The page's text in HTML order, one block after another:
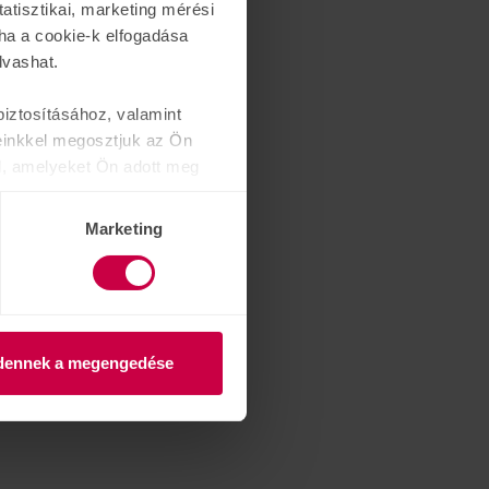
marketing mérési
a cookie-k elfogadása
valamint
megosztjuk az Ön
Ön adott meg
Marketing
a megengedése